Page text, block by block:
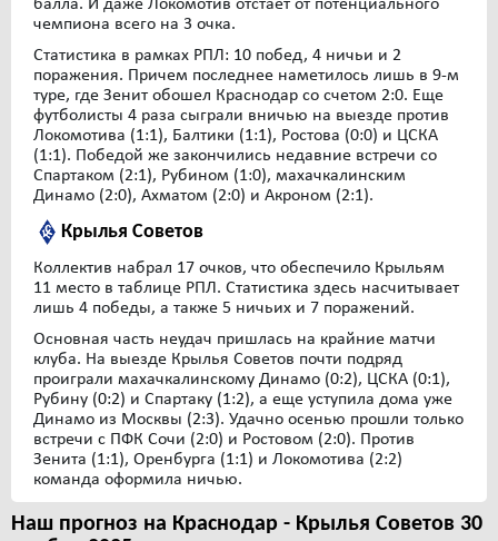
балла. И даже Локомотив отстает от потенциального
чемпиона всего на 3 очка.
Статистика в рамках РПЛ: 10 побед, 4 ничьи и 2
поражения. Причем последнее наметилось лишь в 9-м
туре, где Зенит обошел Краснодар со счетом 2:0. Еще
футболисты 4 раза сыграли вничью на выезде против
Локомотива (1:1), Балтики (1:1), Ростова (0:0) и ЦСКА
(1:1). Победой же закончились недавние встречи со
Спартаком (2:1), Рубином (1:0), махачкалинским
Динамо (2:0), Ахматом (2:0) и Акроном (2:1).
Крылья Советов
Коллектив набрал 17 очков, что обеспечило Крыльям
11 место в таблице РПЛ. Статистика здесь насчитывает
лишь 4 победы, а также 5 ничьих и 7 поражений.
Основная часть неудач пришлась на крайние матчи
клуба. На выезде Крылья Советов почти подряд
проиграли махачкалинскому Динамо (0:2), ЦСКА (0:1),
Рубину (0:2) и Спартаку (1:2), а еще уступила дома уже
Динамо из Москвы (2:3). Удачно осенью прошли только
встречи с ПФК Сочи (2:0) и Ростовом (2:0). Против
Зенита (1:1), Оренбурга (1:1) и Локомотива (2:2)
команда оформила ничью.
Наш прогноз на Краснодар - Крылья Советов 30